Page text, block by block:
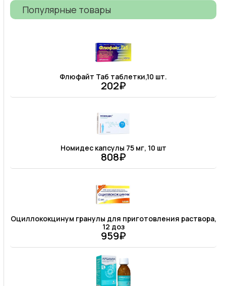
Популярные товары
Флюфайт Таб таблетки,10 шт.
202₽
Номидес капсулы 75 мг, 10 шт
808₽
Оциллококцинум гранулы для приготовления раствора,
12 доз
959₽